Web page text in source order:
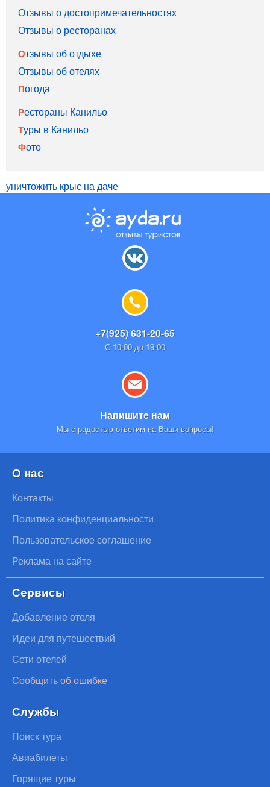
Отзывы о достопримечательностях
Отзывы о ресторанах
Отзывы об отдыхе
Отзывы об отелях
Погода
Рестораны Канильо
Туры в Канильо
Фото
уничтожить крыс на даче
+7(925) 631-20-65
С 10-00 до 19-00
Напишите нам
Мы с радостью ответим на Ваши вопросы!
О нас
Контакты
Политика конфиденциальности
Пользовательское соглашение
Реклама на сайте
Сервисы
Добавление отеля
Идеи для путешествий
Сети отелей
Сообщить об ошибке
Службы
Поиск тура
Авиабилеты
Горящие туры